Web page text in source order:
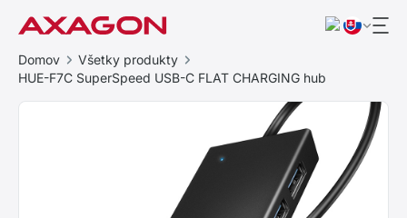
Domov
Všetky produkty
HUE-F7C SuperSpeed USB-C FLAT CHARGING hub